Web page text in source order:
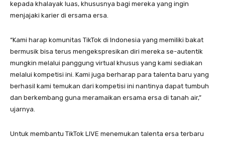
kepada khalayak luas, khususnya bagi mereka yang ingin
menjajaki karier di ersama ersa.
“Kami harap komunitas TikTok di Indonesia yang memiliki bakat
bermusik bisa terus mengekspresikan diri mereka se-autentik
mungkin melalui panggung virtual khusus yang kami sediakan
melalui kompetisi ini. Kami juga berharap para talenta baru yang
berhasil kami temukan dari kompetisi ini nantinya dapat tumbuh
dan berkembang guna meramaikan ersama ersa di tanah air,”
ujarnya.
Untuk membantu TikTok LIVE menemukan talenta ersa terbaru